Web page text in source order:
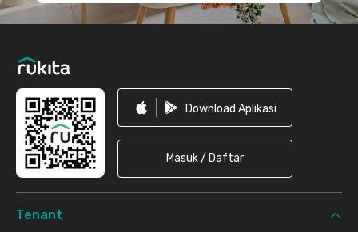
Download Aplikasi
Masuk / Daftar
Tenant